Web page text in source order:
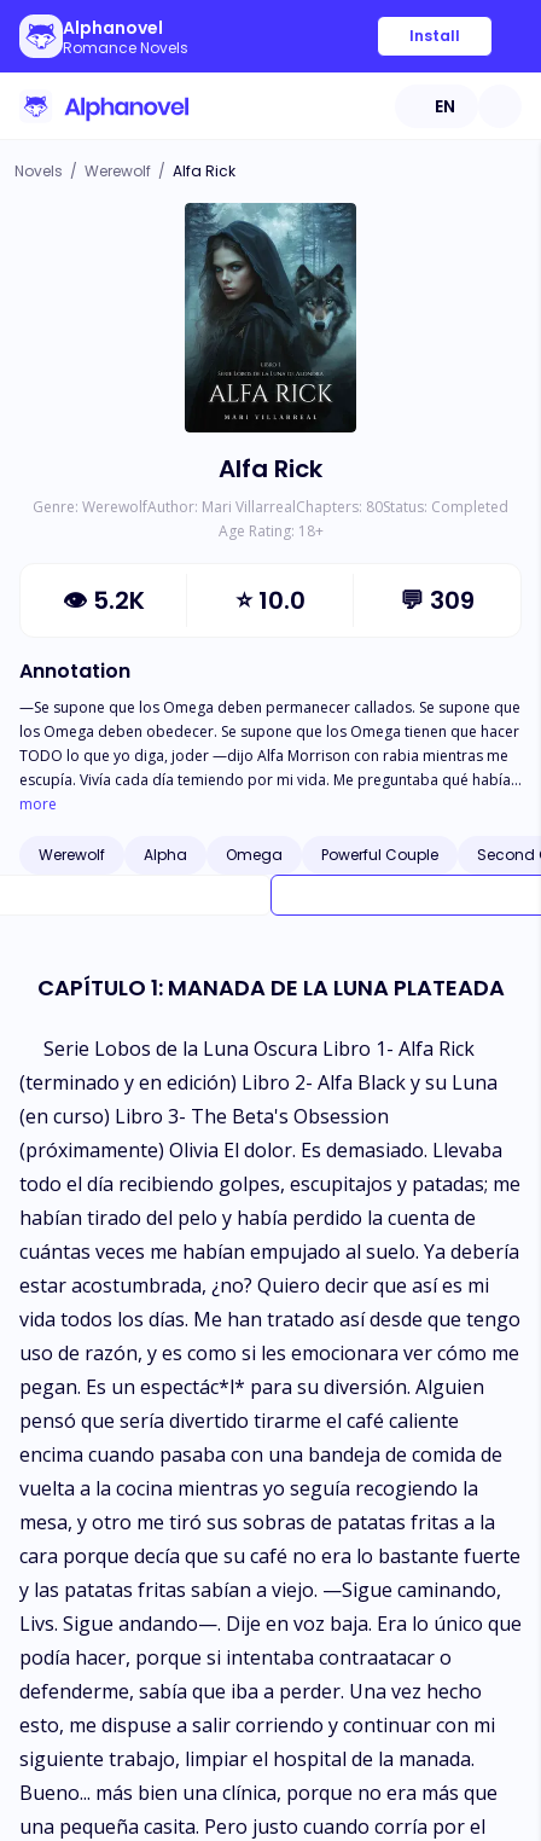
Alphanovel
Romance Novels
Install
EN
Novels / Werewolf / Alfa Rick
Alfa Rick
Genre: WerewolfAuthor: Mari VillarrealChapters: 80Status: Completed
Age Rating: 18+
👁 5.2K ⭐10.0 💬 309
Annotation
—Se supone que los Omega deben permanecer callados. Se supone que
los Omega deben obedecer. Se supone que los Omega tienen que hacer
TODO lo que yo diga, joder —dijo Alfa Morrison con rabia mientras me
escupía. Vivía cada día temiendo por mi vida. Me preguntaba qué había
hecho mal para merecer semejante destino. ¿Era su odio hacia mí tan
¿Dejándome a mi suerte? Olivia Watson es despreciada por su manada.
Golpeada, torturada y tratada como la esclava de la manada desde el
es el famoso alfa Alarick, de la Manada de la Luna Oscura. Nadie lo
conoce realmente, salvo que nunca se le debe traicionar. Las historias
tan malo? Después de todo, cada bestia tiene a su bella que puede
more
Werewolf Alpha Omega Powerful Couple Second
CAPÍTULO 1: MANADA DE LA LUNA PLATEADA
Serie Lobos de la Luna Oscura Libro 1- Alfa Rick
(terminado y en edición) Libro 2- Alfa Black y su Luna
(en curso) Libro 3- The Beta's Obsession
(próximamente) Olivia El dolor. Es demasiado. Llevaba
todo el día recibiendo golpes, escupitajos y patadas; me
habían tirado del pelo y había perdido la cuenta de
cuántas veces me habían empujado al suelo. Ya debería
estar acostumbrada, ¿no? Quiero decir que así es mi
vida todos los días. Me han tratado así desde que tengo
uso de razón, y es como si les emocionara ver cómo me
pegan. Es un espectác*l* para su diversión. Alguien
pensó que sería divertido tirarme el café caliente
encima cuando pasaba con una bandeja de comida de
vuelta a la cocina mientras yo seguía recogiendo la
mesa, y otro me tiró sus sobras de patatas fritas a la
cara porque decía que su café no era lo bastante fuerte
y las patatas fritas sabían a viejo. —Sigue caminando,
Livs. Sigue andando—. Dije en voz baja. Era lo único que
podía hacer, porque si intentaba contraatacar o
defenderme, sabía que iba a perder. Una vez hecho
esto, me dispuse a salir corriendo y continuar con mi
siguiente trabajo, limpiar el hospital de la manada.
Bueno... más bien una clínica, porque no era más que
una pequeña casita. Pero justo cuando corría por el